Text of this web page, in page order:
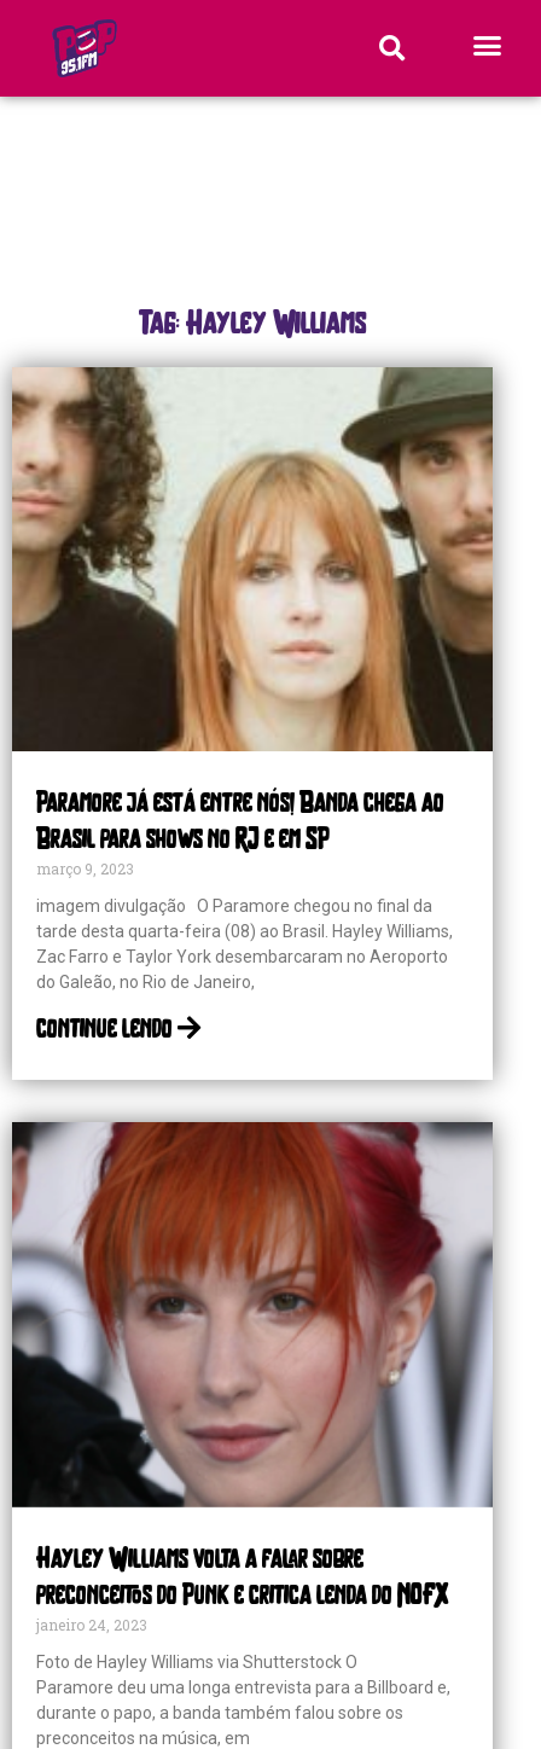
Tag: Hayley Williams
Paramore já está entre nós! Banda chega ao
Brasil para shows no RJ e em SP
março 9, 2023
imagem divulgação O Paramore chegou no final da
tarde desta quarta-feira (08) ao Brasil. Hayley Williams,
Zac Farro e Taylor York desembarcaram no Aeroporto
do Galeão, no Rio de Janeiro,
continue lendo
Hayley Williams volta a falar sobre
preconceitos do Punk e critica lenda do NOFX
janeiro 24, 2023
Foto de Hayley Williams via Shutterstock O
Paramore deu uma longa entrevista para a Billboard e,
durante o papo, a banda também falou sobre os
preconceitos na música, em